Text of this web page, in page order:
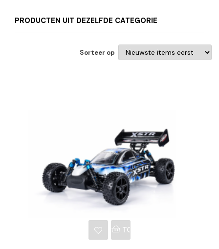
PRODUCTEN UIT DEZELFDE CATEGORIE
Sorteer op
TOEVOEGEN AAN